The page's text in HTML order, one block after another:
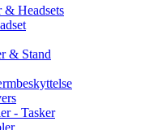
& Headsets
& Stand
- Tasker